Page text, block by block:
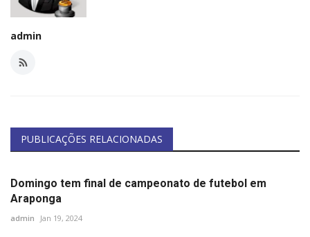
Obituário
Minas Gerais
admin
PUBLICAÇÕES RELACIONADAS
Domingo tem final de campeonato de futebol em
Araponga
admin Jan 19, 2024